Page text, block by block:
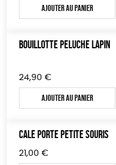
BIEN-ÊTRE
LIVRES
Prix : du - cher au + cher
50 € - 100 €
150 € - 200 €
vert
Mots clés
Textile Bio
Agriculture Biologique
Ajouter au panier
BOUILLOTTE PELUCHE LAPIN
24,90 €
Ajouter au panier
CALE PORTE PETITE SOURIS
21,00 €